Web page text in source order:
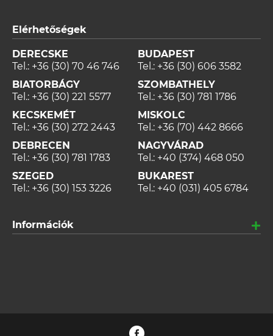
Elérhetőségek
DERECSKE
Tel.: +36 (30) 70 46 746
BIATORBÁGY
Tel.: +36 (30) 221 5577
KECSKEMÉT
Tel.: +36 (30) 272 2443
DEBRECEN
Tel.: +36 (30) 781 1783
SZEGED
Tel.: +36 (30) 153 3226
BUDAPEST
Tel.: +36 (30) 606 3582
SZOMBATHELY
Tel.: +36 (30) 781 1786
MISKOLC
Tel.: +36 (70) 442 8666
NAGYVÁRAD
Tel.: +40 (374) 468 050
BUKAREST
Tel.: +40 (031) 405 6784
Információk